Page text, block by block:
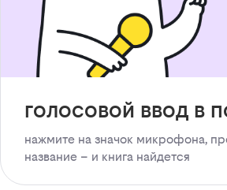
голосовой ввод в
нажмите на значок микрофона,
название – и книга найдется